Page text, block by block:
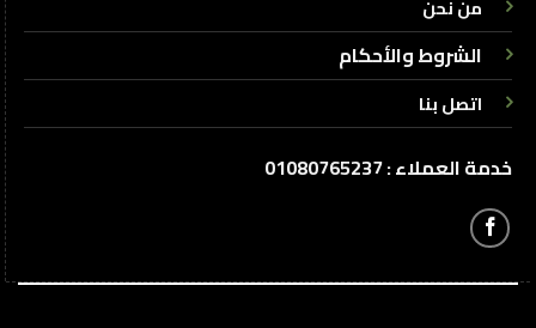
من نحن
الشروط والأحكام
اتصل بنا
خدمة العملاء : 01080765237